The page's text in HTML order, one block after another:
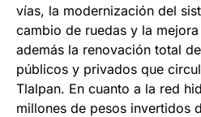
vías, la modernización del
cambio de ruedas y la
además la renovación total
públicos y privados que
Tlalpan. En cuanto a la red
millones de pesos invertidos